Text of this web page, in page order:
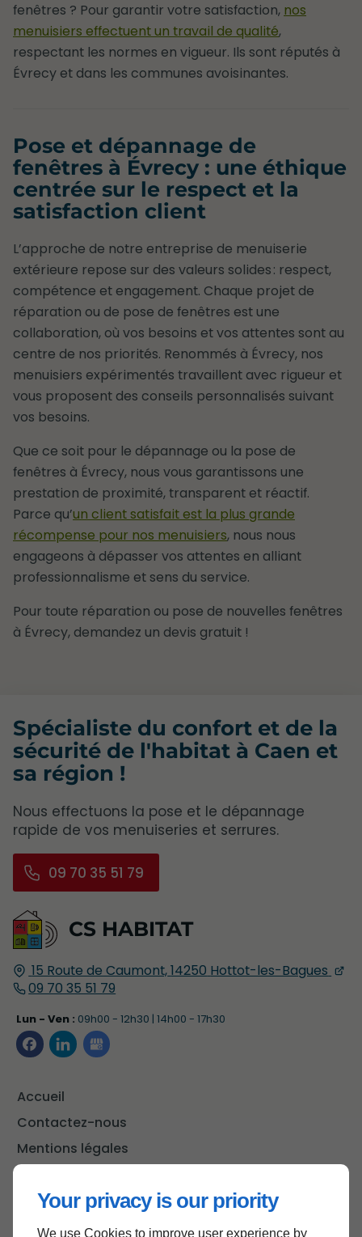
Your privacy is our priority
We use Cookies to improve user experience by
fenêtres ? Pour garantir votre satisfaction, nos
menuisiers effectuent un travail de qualité,
respectant les normes en vigueur. Ils sont réputés à
Évrecy et dans les communes avoisinantes.
Pose et dépannage de
fenêtres à Évrecy : une éthique
centrée sur le respect et la
satisfaction client
L’approche de notre entreprise de menuiserie
extérieure repose sur des valeurs solides : respect,
compétence et engagement. Chaque projet de
réparation ou de pose de fenêtres est une
collaboration, où vos besoins et vos attentes sont au
centre de nos priorités. Renommés à Évrecy, nos
menuisiers expérimentés travaillent avec rigueur et
vous proposent des conseils personnalisés suivant
vos besoins.
Que ce soit pour le dépannage ou la pose de
fenêtres à Évrecy, nous vous garantissons une
prestation de proximité, transparent et réactif.
Parce qu’un client satisfait est la plus grande
récompense pour nos menuisiers, nous nous
engageons à dépasser vos attentes en alliant
professionnalisme et sens du service.
Pour toute réparation ou pose de nouvelles fenêtres
à Évrecy, demandez un devis gratuit !
CS HABITAT
15 Route de Caumont,14250 Hottot-les-Bagues
09 70 35 51 79
Lun - Ven : 09h00 - 12h30 | 14h00 - 17h30
Accueil
Contactez-nous
Mentions légales
Spécialiste du confort et de la
sécurité de l'habitat à Caen et
sa région !
Nous effectuons la pose et le dépannage
rapide de vos menuiseries et serrures.
09 70 35 51 79